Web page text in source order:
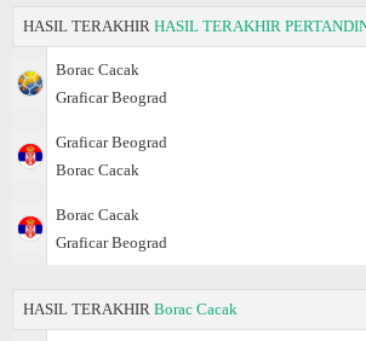
HASIL TERAKHIR HASIL TERAKHIR
Borac Cacak
Graficar Beograd
Graficar Beograd
Borac Cacak
Borac Cacak
Graficar Beograd
HASIL TERAKHIR Borac Cacak